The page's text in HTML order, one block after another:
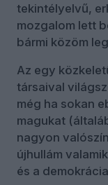
tekintélyelvű,
mozgalom lett
bármi közöm
Az egy
társaival
még ha sokan
magukat
nagyon
újhullám
és a